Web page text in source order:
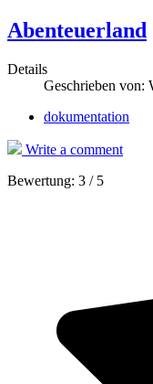
Abenteuerland
Details
Geschrieben von:
dokumentation
Write a comment
Bewertung: 3 / 5